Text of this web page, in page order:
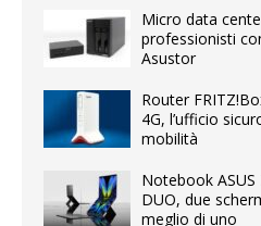
Micro data
professionisti
Asustor
Router
4G, l’ufficio
mobilità
Notebook
DUO, due
meglio di uno